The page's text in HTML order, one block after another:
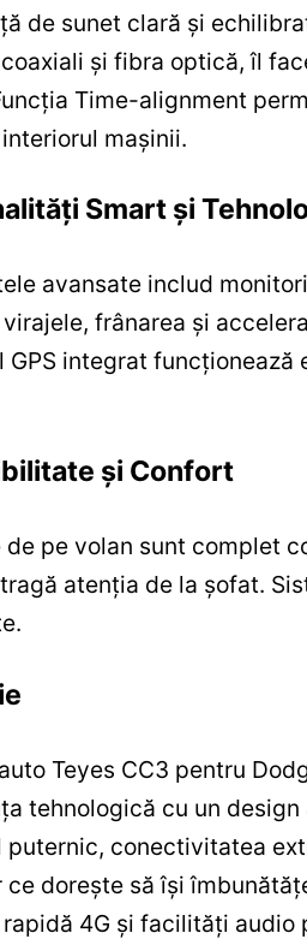
de sunet clară și
și fibra optică, îl
Time-alignment
mașinii.
Smart și
avansate includ
frânarea și
GPS integrat
și Confort
de pe volan sunt complet
atenția de la șofat.
Teyes CC3 pentru
tehnologică cu un
puternic, conectivitatea
ce dorește să își
4G și facilități